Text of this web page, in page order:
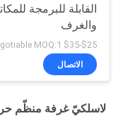
القابلة للبرمجة
والغرف
الاتصال
لاسلكيّ غرفة منظّم